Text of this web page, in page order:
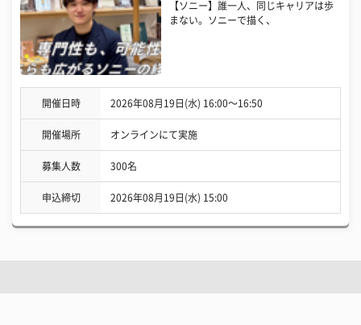
【ソニー】誰一人、同じキャリアは歩
まない。ソニーで描く、
開催日時 2026年08月19日(水) 16:00〜16:50
開催場所 オンラインにて実施
募集人数 300名
申込締切 2026年08月19日(水) 15:00